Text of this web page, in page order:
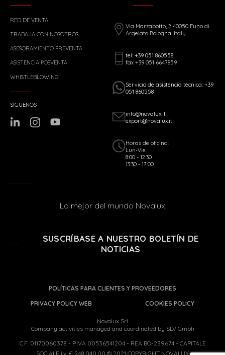
RED DE VENTA
TRABAJA CON NOSOTROS
ASESORAMIENTO PREVENTA
ASISTENCIA POSVENTA
WHISTLEBLOWING
Via Marzabotto, 2 40050 Funo di
Argelato Bologna, Italy
tel: +39 051 860558
fax +39 051 6647859
Servicio de asistencia técnica: +39
051 860558
info@novalux.it
export@novalux.it
Horas de oficina:
Lun-Vie
8:00 - 12:30
13:30 - 17:00
SÍGUENOS
Lo mejor del mundo Novalux
SUSCRÍBASE A NUESTRO BOLETÍN DE
NOTICIAS
POLÍTICAS PARA CLIENTES Y PROVEEDORES
PRIVACY POLICY WEB
COOKIES POLICY
Novalux Srl
Company activities managed and coordinated by SLV Gmbh
C.F. 01170060378 - P.IVA 00536541204 - REA BO-239674 - CAPITALE
SOCIALE i.v. € 248.040,00 © 2021 COPYRIGHT NOVALUX